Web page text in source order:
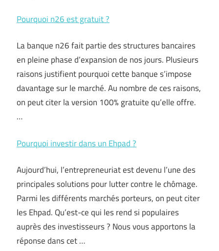
Pourquoi n26 est gratuit ?
La banque n26 fait partie des structures bancaires
en pleine phase d’expansion de nos jours. Plusieurs
raisons justifient pourquoi cette banque s’impose
davantage sur le marché. Au nombre de ces raisons,
on peut citer la version 100% gratuite qu’elle offre.
…
Pourquoi investir dans un Ehpad ?
Aujourd’hui, l’entrepreneuriat est devenu l’une des
principales solutions pour lutter contre le chômage.
Parmi les différents marchés porteurs, on peut citer
les Ehpad. Qu’est-ce qui les rend si populaires
auprès des investisseurs ? Nous vous apportons la
réponse dans cet …